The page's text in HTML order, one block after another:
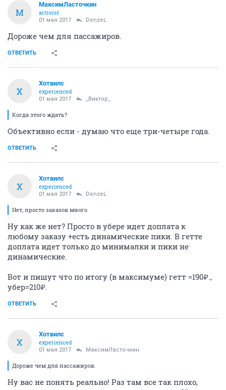
М
МаксимЛасточкин
activist
01 мая 2017 DenzeL
Дороже чем для пассажиров.
ОТВЕТИТЬ
Х
Хотвилс
experienced
01 мая 2017 _Виктор_
Когда этого ждать?
Объективно если - думаю что еще три-четыре года.
ОТВЕТИТЬ
Х
Хотвилс
experienced
01 мая 2017 DenzeL
Нет, просто заказов много
Ну как же нет? Просто в убере идет доплата к
любому заказу +есть динамические пики. В гетте
доплата идет только до минималки и пики не
динамические.
Вот и пишут что по итогу (в максимуме) гетт =190₽.,
убер=210₽.
ОТВЕТИТЬ
Х
Хотвилс
experienced
01 мая 2017 МаксимЛасточкин
Дороже чем для пассажиров.
Ну вас не понять реально! Раз там все так плохо,